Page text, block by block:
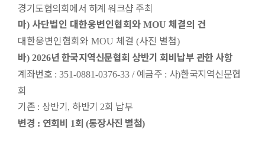
경기도협의회에서 하계 워크샵 주최
마) 사단법인 대한웅변인협회와 MOU 체결의 건
대한웅변인협회와 MOU 체결 (사진 별첨)
바) 2026년 한국지역신문협회 상반기 회비납부 관한 사항
계좌번호 : 351-0881-0376-33 / 예금주 : 사)한국지역신문협
회
기존 : 상반기, 하반기 2회 납부
변경 : 연회비 1회 (통장사진 별첨)